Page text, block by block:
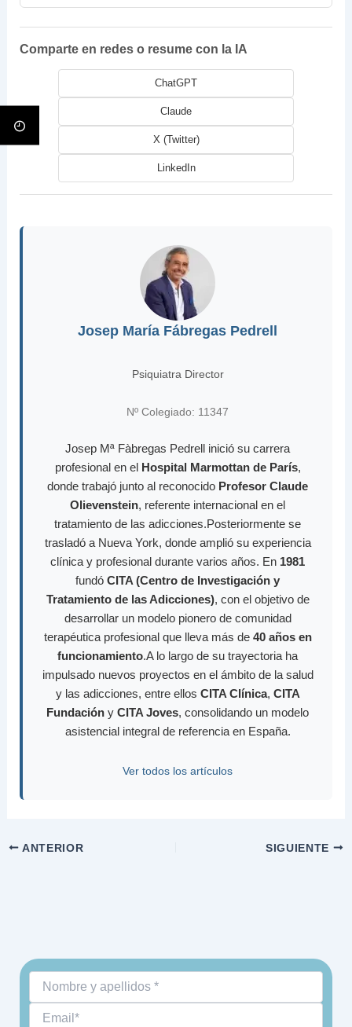
Comparte en redes o resume con la IA
ChatGPT
Claude
X (Twitter)
LinkedIn
Josep María Fábregas Pedrell
Psiquiatra Director
Nº Colegiado: 11347
Josep Mª Fàbregas Pedrell inició su carrera
profesional en el Hospital Marmottan de París,
donde trabajó junto al reconocido Profesor Claude
Olievenstein, referente internacional en el
tratamiento de las adicciones.Posteriormente se
trasladó a Nueva York, donde amplió su experiencia
clínica y profesional durante varios años. En 1981
fundó CITA (Centro de Investigación y
Tratamiento de las Adicciones), con el objetivo de
desarrollar un modelo pionero de comunidad
terapéutica profesional que lleva más de 40 años en
funcionamiento.A lo largo de su trayectoria ha
impulsado nuevos proyectos en el ámbito de la salud
y las adicciones, entre ellos CITA Clínica, CITA
Fundación y CITA Joves, consolidando un modelo
asistencial integral de referencia en España.
Ver todos los artículos
ANTERIOR SIGUIENTE